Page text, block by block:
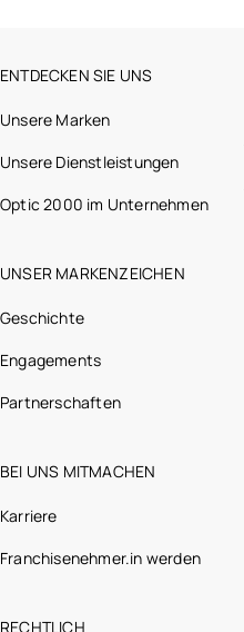
ENTDECKEN SIE UNS
Unsere Marken
Unsere Dienstleistungen
Optic 2000 im Unternehmen
UNSER MARKENZEICHEN
Geschichte
Engagements
Partnerschaften
BEI UNS MITMACHEN
Karriere
Franchisenehmer.in werden
RECHTLICH